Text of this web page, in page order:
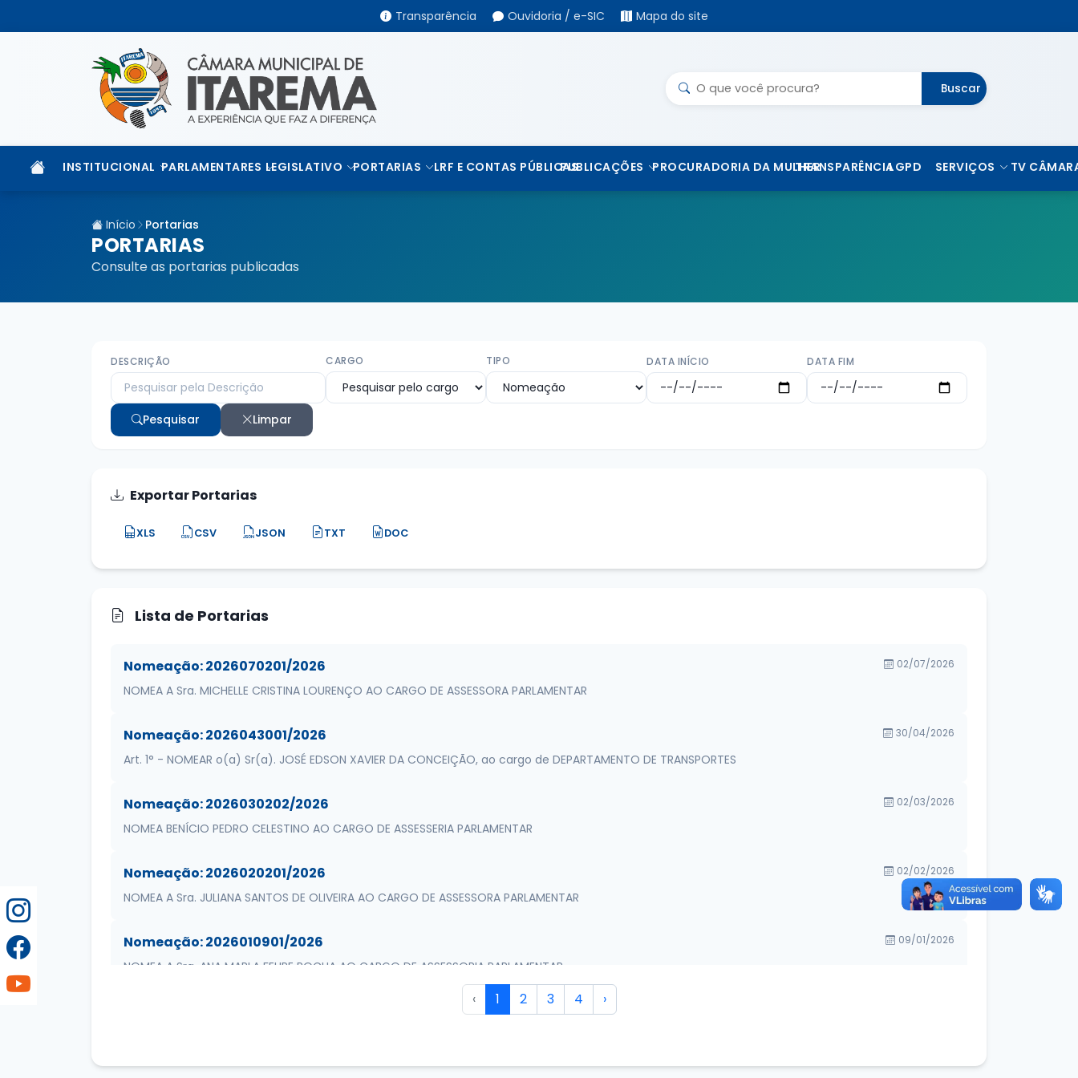
Transparência Ouvidoria / e-SIC Mapa do site
Buscar
INSTITUCIONAL PARLAMENTARES LEGISLATIVO PORTARIAS LRF E CONTAS PÚBLICASPUBLICAÇÕES PROCURADORIA DA MULHERTRANSPARÊNCIALGPD SERVIÇOS TV
Início Portarias
PORTARIAS
Consulte as portarias publicadas
DESCRIÇÃO CARGO TIPO DATA INÍCIO DATA FIM
Pesquisar Limpar
Exportar Portarias
XLS CSV JSON TXT DOC
Lista de Portarias
Nomeação: 2026070201/2026
NOMEA A Sra. MICHELLE CRISTINA LOURENÇO AO CARGO DE ASSESSORA PARLAMENTAR
02/07/2026
Nomeação: 2026043001/2026
Art. 1° - NOMEAR o(a) Sr(a). JOSÉ EDSON XAVIER DA CONCEIÇÃO, ao cargo de DEPARTAMENTO DE TRANSPORTES
30/04/2026
Nomeação: 2026030202/2026
NOMEA BENÍCIO PEDRO CELESTINO AO CARGO DE ASSESSERIA PARLAMENTAR
02/03/2026
Nomeação: 2026020201/2026
NOMEA A Sra. JULIANA SANTOS DE OLIVEIRA AO CARGO DE ASSESSORA PARLAMENTAR
02/02/2026
Nomeação: 2026010901/2026
NOMEA A Sra. ANA MARLA FELIPE ROCHA AO CARGO DE ASSESSORIA PARLAMENTAR
09/01/2026
‹ 1 2 3 4 ›